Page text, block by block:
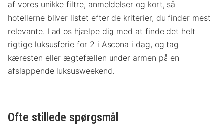
af vores unikke filtre, anmeldelser og kort, så
hotellerne bliver listet efter de kriterier, du finder mest
relevante. Lad os hjælpe dig med at finde det helt
rigtige luksusferie for 2 i Ascona i dag, og tag
kæresten eller ægtefællen under armen på en
afslappende luksusweekend.
Ofte stillede spørgsmål